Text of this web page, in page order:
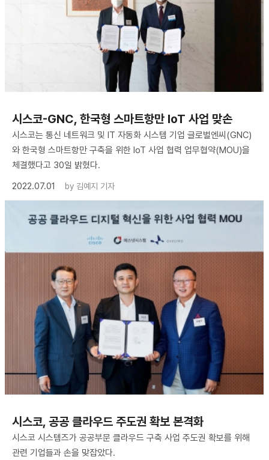
시스코-GNC, 한국형 스마트항만 IoT 사업 맞손
시스코는 통신 네트워크 및 IT 자동화 시스템 기업 글로벌엔씨(GNC)
와 한국형 스마트항만 구축을 위한 IoT 사업 협력 업무협약(MOU)을
체결했다고 30일 밝혔다.
2022.07.01
by 김예지 기자
시스코, 공공 클라우드 주도권 확보 본격화
시스코 시스템즈가 공공부문 클라우드 구축 사업 주도권 확보를 위해
관련 기업들과 손을 맞잡았다.